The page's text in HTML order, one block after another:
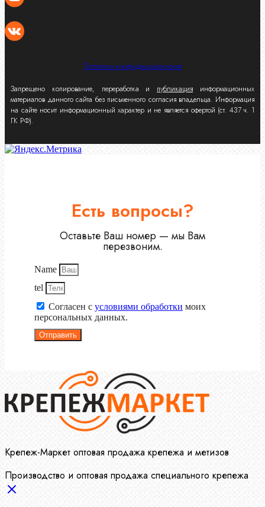
Политика конфиденциальности
Запрещено копирование, переработка и публикация информационных
материалов данного сайта без письменного согласия владельца. Информация
на сайте носит информационный характер и не является офертой (ст. 437 ч. 1
ГК РФ).
Есть вопросы?
Оставьте Ваш номер — мы Вам
перезвоним.
Name
tel
Согласен с условиями обработки моих
персональных данных.
Отправить
Крепеж-Маркет оптовая продажа крепежа и метизов
Производство и оптовая продажа специального крепежа